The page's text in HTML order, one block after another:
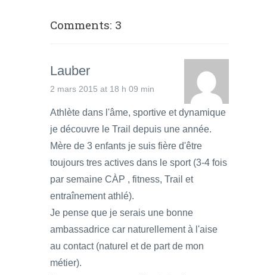
Comments: 3
Lauber
2 mars 2015 at 18 h 09 min
Athlète dans l'âme, sportive et dynamique
je découvre le Trail depuis une année.
Mère de 3 enfants je suis fière d'être
toujours tres actives dans le sport (3-4 fois
par semaine CÀP , fitness, Trail et
entraînement athlé).
Je pense que je serais une bonne
ambassadrice car naturellement à l'aise
au contact (naturel et de part de mon
métier).